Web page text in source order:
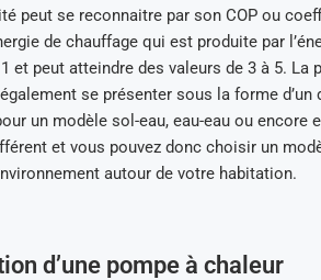
peut se reconnaitre par son COP ou
de chauffage qui est produite par
et peut atteindre des valeurs de 3 à 5. La
se présenter sous la forme
un modèle sol-eau, eau-eau ou encore
et vous pouvez donc choisir un
autour de votre habitation.
d’une pompe à chaleur